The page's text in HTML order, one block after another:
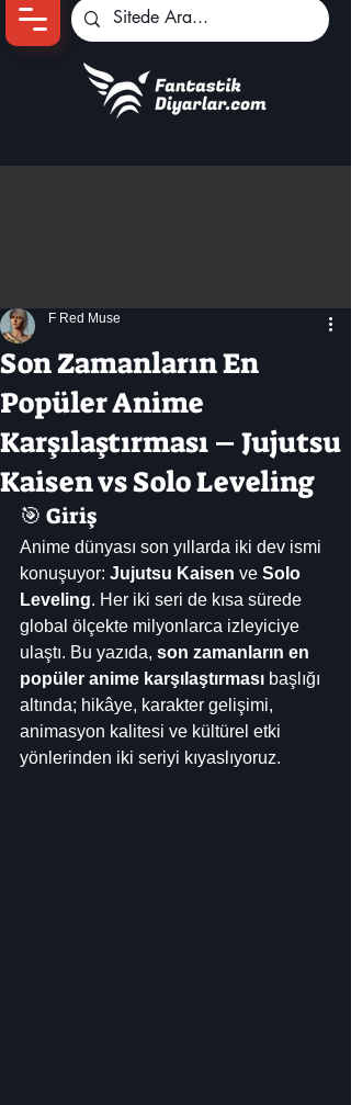
Black Desert
Dizi-Film Haberleri
Son Zamanların En
Popüler Anime
Karşılaştırması – Jujutsu
Kaisen vs Solo Leveling
F Red Muse
🎯 Giriş
Anime dünyası son yıllarda iki dev ismi
konuşuyor: Jujutsu Kaisen ve Solo
Leveling. Her iki seri de kısa sürede
global ölçekte milyonlarca izleyiciye
ulaştı. Bu yazıda, son zamanların en
popüler anime karşılaştırması başlığı
altında; hikâye, karakter gelişimi,
animasyon kalitesi ve kültürel etki
yönlerinden iki seriyi kıyaslıyoruz.